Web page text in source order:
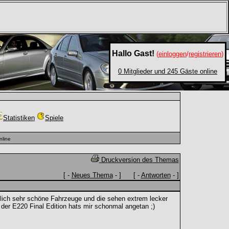
Hallo Gast! (einloggen/registrieren)
0 Mitglieder und 245 Gäste online
Statistiken Spiele
Druckversion des Themas
[ - Neues Thema- ] [ - Antworten- ]
sehr schöne Fahrzeuge und die sehen extrem lecker
E220 Final Edition hats mir schonmal angetan ;)